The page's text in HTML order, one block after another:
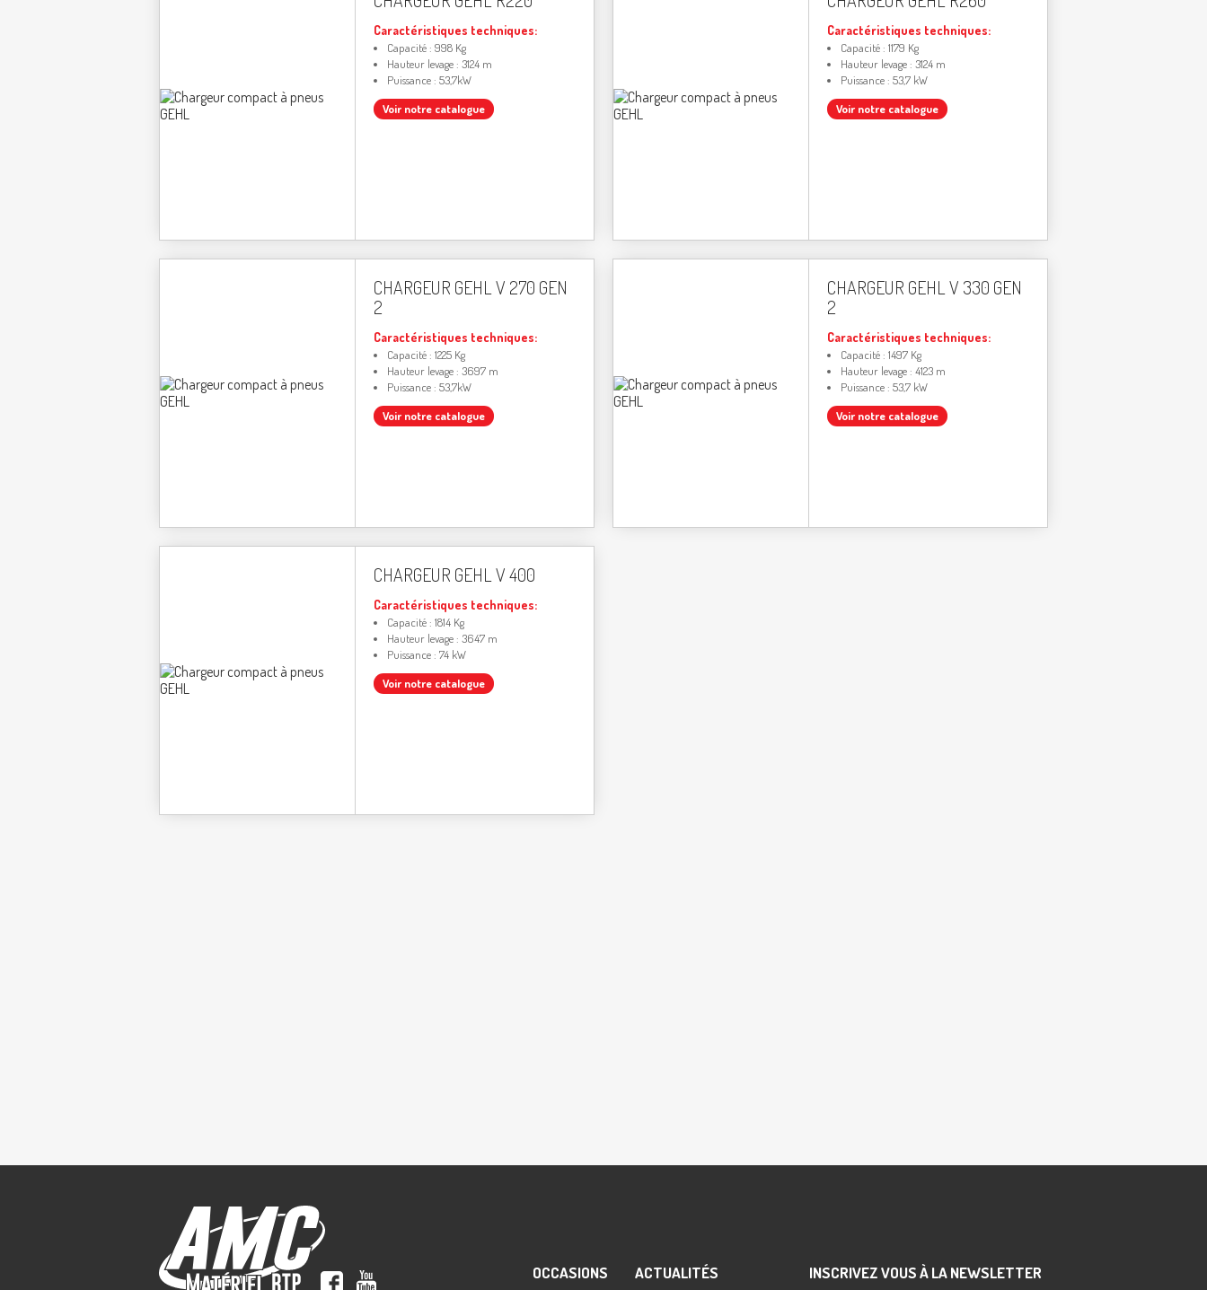
Caractéristiques techniques:
Capacité : 998 Kg
Hauteur levage : 3124 m
Puissance : 53,7kW
Voir notre catalogue
Caractéristiques techniques:
Capacité : 1179 Kg
Hauteur levage : 3124 m
Puissance : 53,7 kW
Voir notre catalogue
CHARGEUR GEHL V 270 GEN
2
Caractéristiques techniques:
Capacité : 1225 Kg
Hauteur levage : 3697 m
Puissance : 53,7kW
Voir notre catalogue
CHARGEUR GEHL V 330 GEN
2
Caractéristiques techniques:
Capacité : 1497 Kg
Hauteur levage : 4123 m
Puissance : 53,7 kW
Voir notre catalogue
CHARGEUR GEHL V 400
Caractéristiques techniques:
Capacité : 1814 Kg
Hauteur levage : 3647 m
Puissance : 74 kW
Voir notre catalogue
OCCASIONS ACTUALITÉS INSCRIVEZ VOUS À LA NEWSLETTER